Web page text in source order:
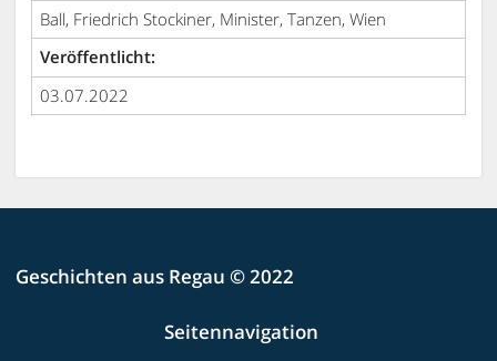
Ball, Friedrich Stockiner, Minister, Tanzen, Wien
Veröffentlicht:
03.07.2022
Geschichten aus Regau © 2022
Seitennavigation